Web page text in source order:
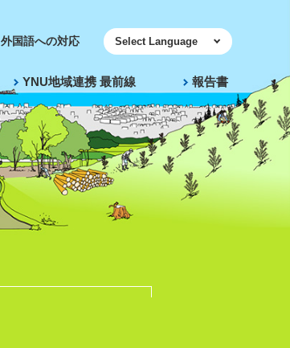
YNU地域連携 最前線 報告書
外国語への対応